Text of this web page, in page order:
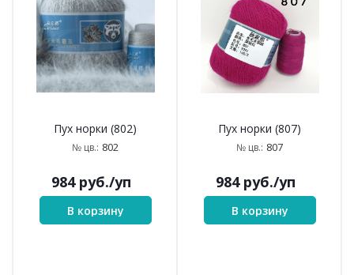
Пух норки (802)
№ цв.: 802
984руб./уп
В корзину
Пух норки (807)
№ цв.: 807
984руб./уп
В корзину